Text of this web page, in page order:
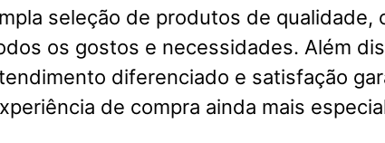
seleção de produtos de qualidade,
os gostos e necessidades. Além
diferenciado e satisfação
de compra ainda mais